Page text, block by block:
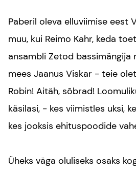
Paberil oleva elluviimise eest
muu, kui Reimo Kahr, keda
ansambli Zetod bassimängija
mees Jaanus Viskar - teie
Robin! Aitäh, sõbrad!
käsilasi, - kes viimistles uksi,
kes jooksis ehituspoodide
Üheks väga oluliseks osaks